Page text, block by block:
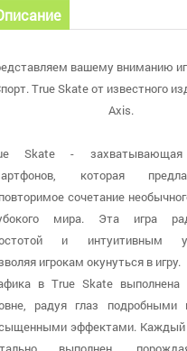
вашему вниманию
True Skate от известного
Axis.
Skate -
которая
сочетание
мира. Эта игра
и интуитивным
игрокам окунуться в игру.
в True Skate
радуя глаз
эффектами. Каждый